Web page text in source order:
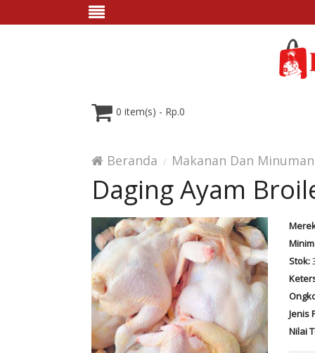
0 item(s) - Rp.0
Beranda Makanan Dan Minuman
Daging Ayam
Stok:
Jenis
Nilai